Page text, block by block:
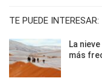
TE PUEDE INTERESAR:
La
más